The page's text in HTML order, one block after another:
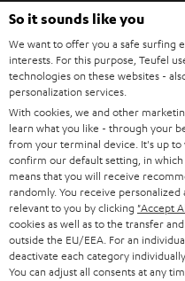
e
l
d
u
n
g
HEIMKINO
HEIMKINO-KOMPLETTANLAGEN
SOUNDBARS
STEREO
SMART HOME
BLUETOOTH-LAUTSPRECHER
KOPFHÖRER
Unternehmen
SUPPORT
PRESSE & MARKETING
GESCHÄFTSKUNDEN
PARTNERPROGRAMM
BLOG
Teufel Onlineshops
DEUTSCHLAND
ÖSTERREICH
SCHWEIZ
NIEDERLANDE
So it sounds like you
We want to offer you a safe surfing
interests. For this purpose, Teufel
technologies on these websites -
personalization services.
With cookies, we and other
learn what you like - through your
from your terminal device. It's up to
confirm our default setting, in which
means that you will receive
randomly. You receive
relevant to you by clicking "Accept
cookies as well as to the transfer
outside the EU/EEA. For an
deactivate each category
You can adjust all consents at any